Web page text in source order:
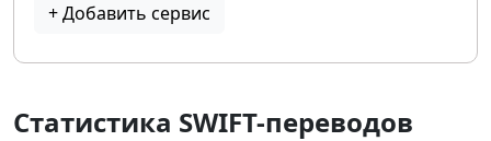
+ Добавить сервис
Статистика SWIFT-переводов